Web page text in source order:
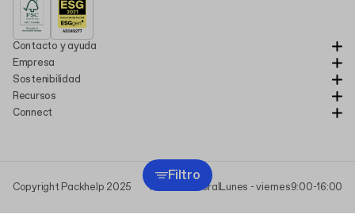
Filtro
Contacto y ayuda
Empresa
Sostenibilidad
Recursos
Connect
Copyright Packhelp 2025 Horario laboralLunes - viernes9:00-16:00